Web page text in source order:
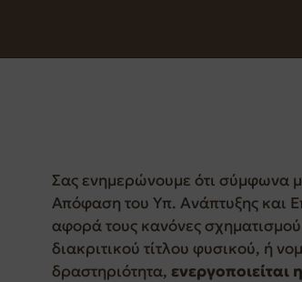
Σας ενημερώνουμε ότι σύμφωνα
Απόφαση του Υπ. Ανάπτυξης και
αφορά τους κανόνες
διακριτικού τίτλου φυσικού, ή
δραστηριότητα,